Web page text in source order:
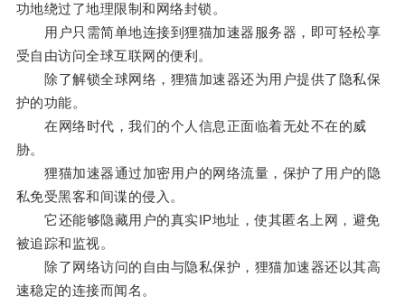
功地绕过了地理限制和网络封锁。
用户只需简单地连接到狸猫加速器服务器，即可轻松享
受自由访问全球互联网的便利。
除了解锁全球网络，狸猫加速器还为用户提供了隐私保
护的功能。
在网络时代，我们的个人信息正面临着无处不在的威
胁。
狸猫加速器通过加密用户的网络流量，保护了用户的隐
私免受黑客和间谍的侵入。
它还能够隐藏用户的真实IP地址，使其匿名上网，避免
被追踪和监视。
除了网络访问的自由与隐私保护，狸猫加速器还以其高
速稳定的连接而闻名。